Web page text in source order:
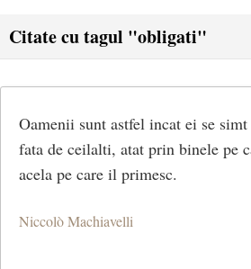
Citate cu tagul "obligati"
Oamenii sunt astfel incat ei se
fata de ceilalti, atat prin binele pe
acela pe care il primesc.
Niccolò Machiavelli